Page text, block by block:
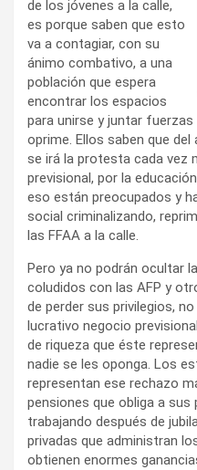
de los jóvenes a la calle,
es porque saben que esto
va a contagiar, con su
ánimo combativo, a una
población que espera
encontrar los espacios
para unirse y juntar
oprime. Ellos saben que
se irá la protesta cada vez
previsional, por la
eso están preocupados y
social criminalizando,
las FFAA a la calle.
Pero ya no podrán ocultar
coludidos con las AFP y
de perder sus privilegios,
lucrativo negocio
de riqueza que éste
nadie se les oponga. Los
representan ese rechazo
pensiones que obliga a sus
trabajando después de
privadas que administran
obtienen enormes